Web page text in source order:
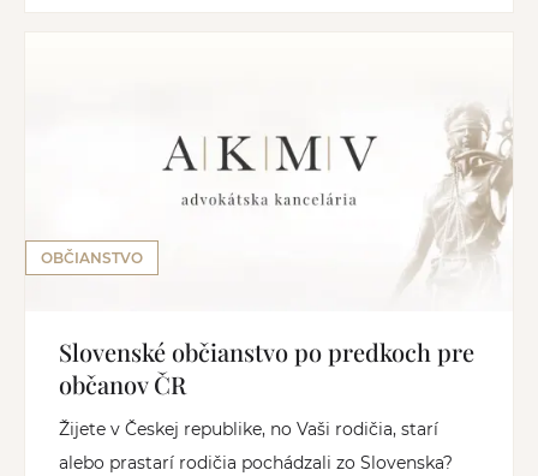
OBČIANSTVO
Slovenské občianstvo po predkoch pre
občanov ČR
Žijete v Českej republike, no Vaši rodičia, starí
alebo prastarí rodičia pochádzali zo Slovenska?